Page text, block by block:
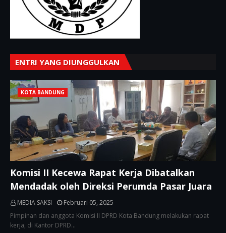
ENTRI YANG DIUNGGULKAN
KOTA BANDUNG
Komisi II Kecewa Rapat Kerja Dibatalkan
Mendadak oleh Direksi Perumda Pasar Juara
MEDIA SAKSI
Februari 05, 2025
Pimpinan dan anggota Komisi II DPRD Kota Bandung melakukan rapat
kerja, di Kantor DPRD…